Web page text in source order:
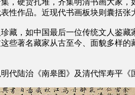
作品。近现代书画板块则囊括张
，如中国最后一位传统文人鉴
著名藏家从古至今、面貌多样
陆治《南皋图》及清代恽寿平《